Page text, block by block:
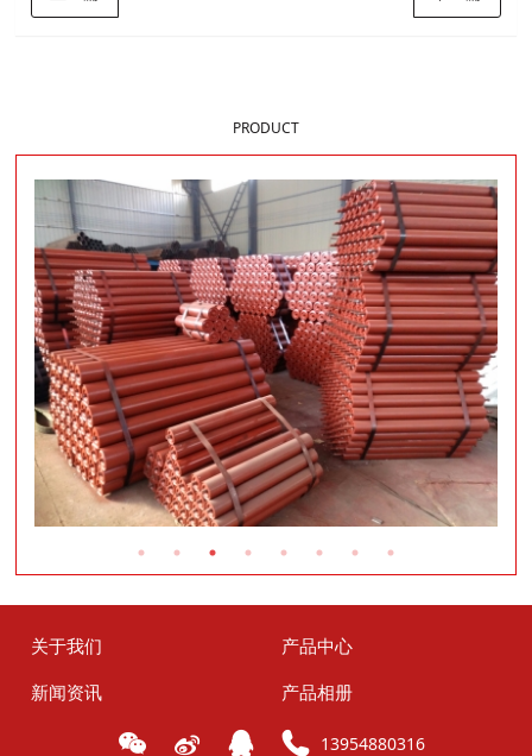
PRODUCT
关于我们
产品中心
新闻资讯
产品相册
13954880316